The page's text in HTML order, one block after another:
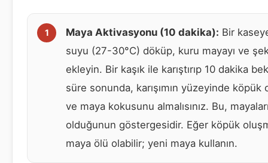
Maya Aktivasyonu (10 dakika): Bir
suyu (27-30°C) döküp, kuru mayayı ve
ekleyin. Bir kaşık ile karıştırıp 10 dakika
süre sonunda, karışımın yüzeyinde köpük
ve maya kokusunu almalısınız. Bu,
olduğunun göstergesidir. Eğer köpük
maya ölü olabilir; yeni maya kullanın.